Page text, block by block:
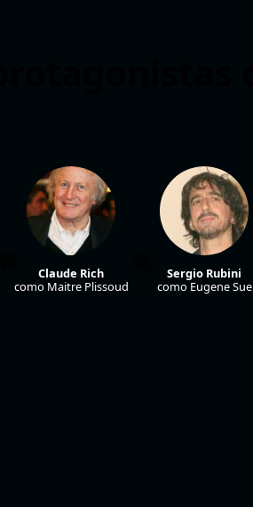
Claude Rich
como Maitre Plissoud
Sergio Rubini
como Eugene Sue